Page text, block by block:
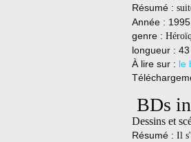
Résumé :
Année : 1995
genre :
longueur :
À lire sur : le
BDs
Dessins et
Résumé : Il